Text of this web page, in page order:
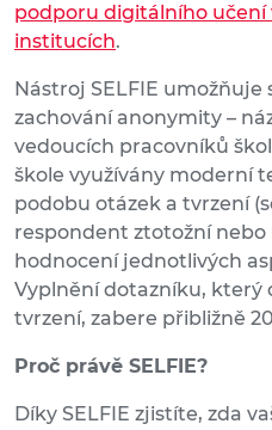
podporu digitálního učení
institucích.
Nástroj SELFIE
zachování anonymity –
vedoucích pracovníků
škole využívány moderní
podobu otázek a tvrzení
respondent ztotožní
hodnocení jednotlivých
Vyplnění dotazníku, který
tvrzení, zabere přibližně
Proč právě SELFIE?
Díky SELFIE zjistíte, zda